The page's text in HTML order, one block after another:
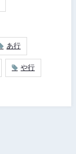
あ行
や行